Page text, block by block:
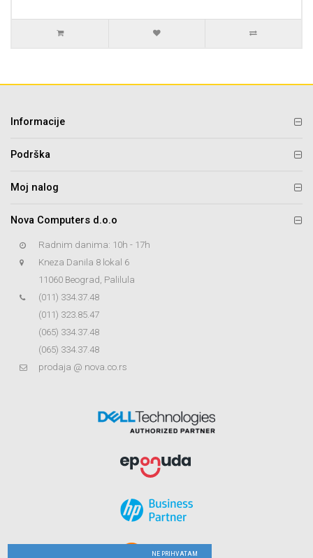
NE PRIHVATAM
Informacije
Podrška
Moj nalog
Nova Computers d.o.o
Radnim danima: 10h - 17h
Kneza Danila 8 lokal 6
11060 Beograd, Palilula
(011) 334.37.48
(011) 323.85.47
(065) 334.37.48
(065) 334.37.48
prodaja @ nova.co.rs